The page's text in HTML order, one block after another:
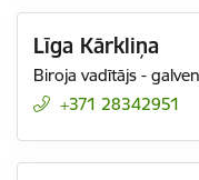
Līga Kārkliņa
Biroja vadītājs -
+371 28342951